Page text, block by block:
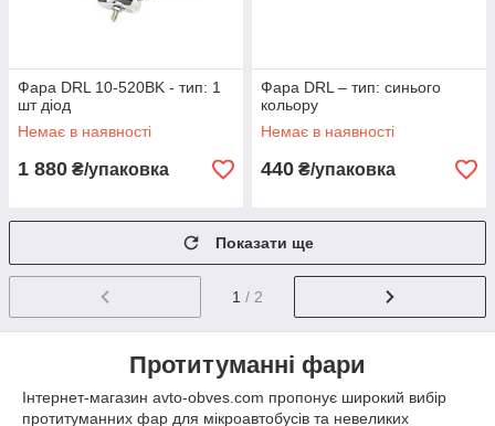
Фара DRL 10-520BK - тип: 1
шт діод
Немає в наявності
1 880 ₴/упаковка
Фара DRL – тип: синього
кольору
Немає в наявності
440 ₴/упаковка
Показати ще
1 / 2
Протитуманні фари
Інтернет-магазин avto-obves.com пропонує широкий вибір
протитуманних фар для мікроавтобусів та невеликих